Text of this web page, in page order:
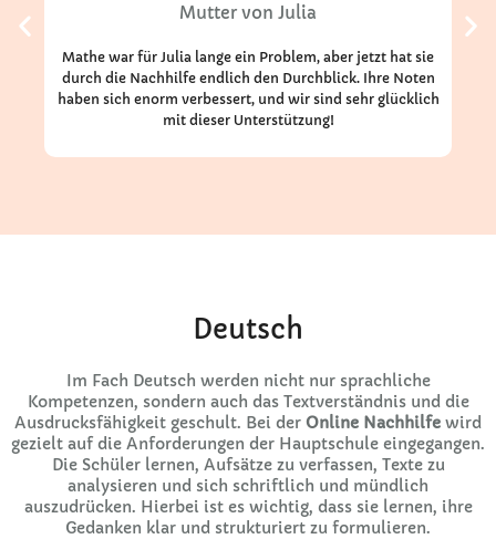
Mutter von Julia
Mathe war für Julia lange ein Problem, aber jetzt hat sie
durch die Nachhilfe endlich den Durchblick. Ihre Noten
haben sich enorm verbessert, und wir sind sehr glücklich
mit dieser Unterstützung!
Deutsch
Im Fach Deutsch werden nicht nur sprachliche
Kompetenzen, sondern auch das Textverständnis und die
Ausdrucksfähigkeit geschult. Bei der Online Nachhilfe wird
gezielt auf die Anforderungen der Hauptschule eingegangen.
Die Schüler lernen, Aufsätze zu verfassen, Texte zu
analysieren und sich schriftlich und mündlich
auszudrücken. Hierbei ist es wichtig, dass sie lernen, ihre
Gedanken klar und strukturiert zu formulieren.